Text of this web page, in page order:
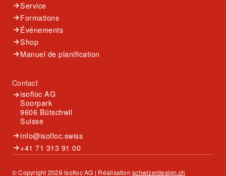
Service
Formations
Événements
Shop
Manuel de planification
Contact
isofloc AG
Soorpark
9606 Bütschwil
Suisse
info@isofloc.swiss
+41 71 313 91 00
© Copyright 2026 isofloc AG | Réalisationschwizerdesign.ch